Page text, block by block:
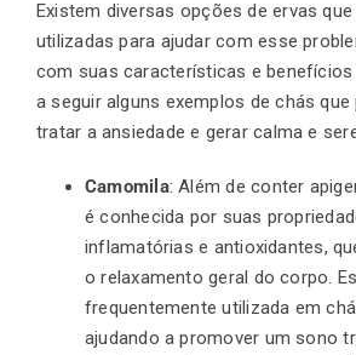
Existem diversas opções de ervas
utilizadas para ajudar com esse
com suas características e
a seguir alguns exemplos de chás que
tratar a ansiedade e gerar calma e
Camomila: Além de conter
é conhecida por suas
inflamatórias e antioxidantes,
o relaxamento geral do corpo.
frequentemente utilizada em
ajudando a promover um sono